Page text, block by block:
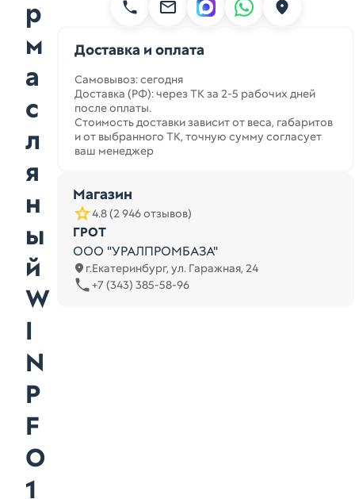
р
м
а
с
л
я
н
ы
й
W
I
N
P
F
O
1
Доставка и оплата
Самовывоз: сегодня
Доставка (РФ): через ТК за 2-5 рабочих дней
после оплаты.
Стоимость доставки зависит от веса, габаритов
и от выбранного ТК, точную сумму согласует
ваш менеджер
Магазин
4.8 (2 946 отзывов)
ГРОТ
ООО "УРАЛПРОМБАЗА"
г.Екатеринбург, ул. Гаражная, 24
+7 (343) 385-58-96